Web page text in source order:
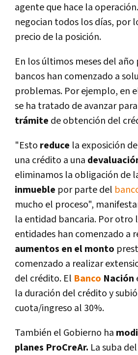
agente que hace la
negocian todos los dí­as, por
precio de la posición.
En los últimos meses del año
bancos han comenzado a
problemas. Por ejemplo, en
se ha tratado de avanzar para
trámite de obtención del
"Esto reduce la exposición
una crédito a una
eliminamos la obligación de
inmueble por parte del
mucho el proceso",
la entidad bancaria. Por otro
entidades han comenzado a
aumentos en el monto
comenzado a realizar
del crédito. El Banco Nación
la duración del crédito y
cuota/ingreso al 30%.
También el Gobierno ha
planes ProCreAr. La suba